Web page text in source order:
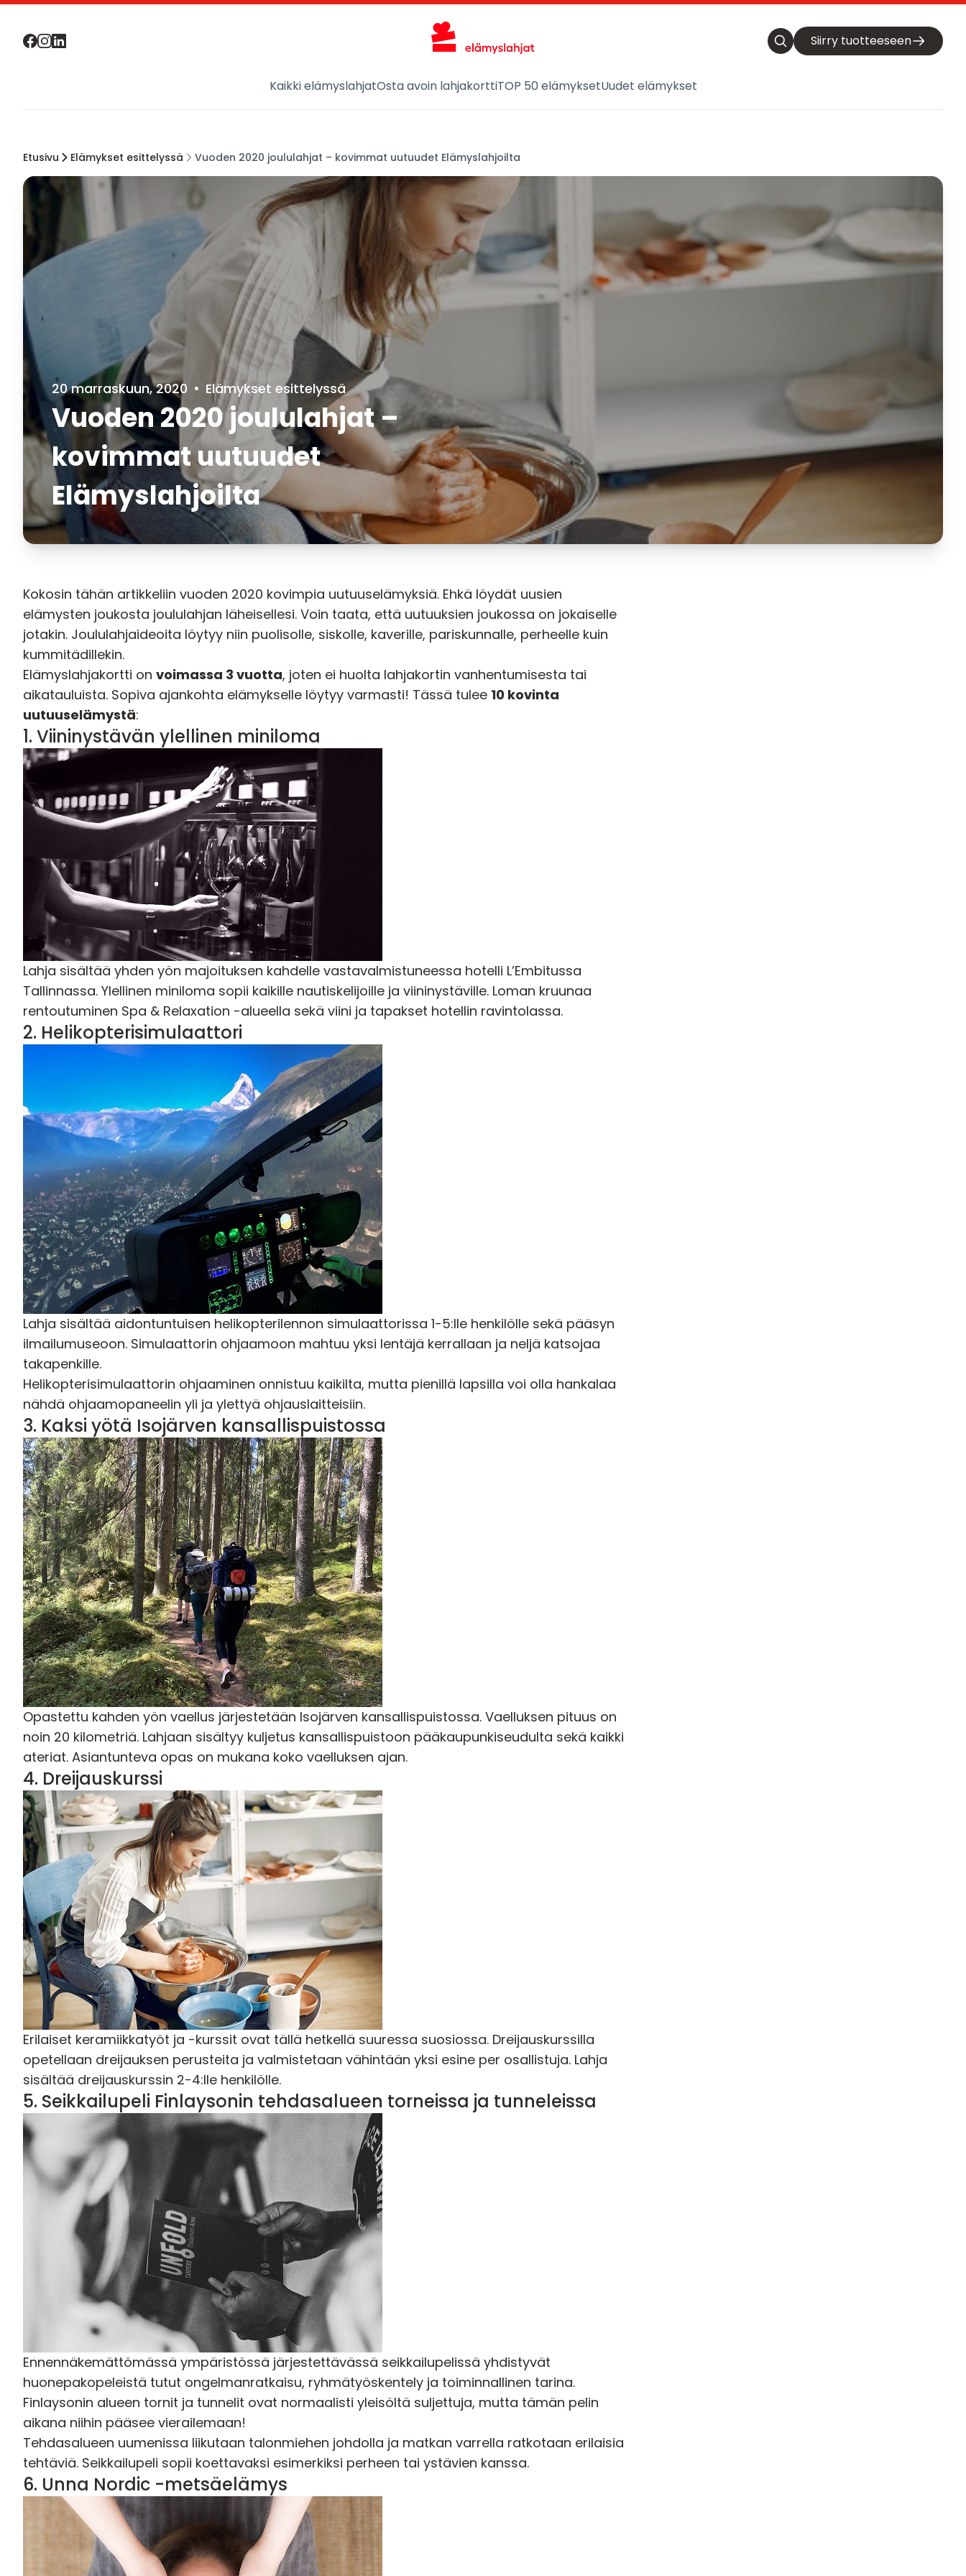
Siirry tuotteeseen
Kaikki elämyslahjatOsta avoin lahjakorttiTOP 50 elämyksetUudet elämykset
Etusivu Elämykset esittelyssä Vuoden 2020 joululahjat – kovimmat uutuudet Elämyslahjoilta
20 marraskuun, 2020 • Elämykset esittelyssä
Vuoden 2020 joululahjat –
kovimmat uutuudet
Elämyslahjoilta
Kokosin tähän artikkeliin vuoden 2020 kovimpia uutuuselämyksiä. Ehkä löydät uusien
elämysten joukosta joululahjan läheisellesi. Voin taata, että uutuuksien joukossa on jokaiselle
jotakin. Joululahjaideoita löytyy niin puolisolle, siskolle, kaverille, pariskunnalle, perheelle kuin
kummitädillekin.
Elämyslahjakortti on voimassa 3 vuotta, joten ei huolta lahjakortin vanhentumisesta tai
aikatauluista. Sopiva ajankohta elämykselle löytyy varmasti! Tässä tulee 10 kovinta
uutuuselämystä:
1. Viininystävän ylellinen miniloma
Lahja sisältää yhden yön majoituksen kahdelle vastavalmistuneessa hotelli L’Embitussa
Tallinnassa. Ylellinen miniloma sopii kaikille nautiskelijoille ja viininystäville. Loman kruunaa
rentoutuminen Spa & Relaxation -alueella sekä viini ja tapakset hotellin ravintolassa.
2. Helikopterisimulaattori
Lahja sisältää aidontuntuisen helikopterilennon simulaattorissa 1-5:lle henkilölle sekä pääsyn
ilmailumuseoon. Simulaattorin ohjaamoon mahtuu yksi lentäjä kerrallaan ja neljä katsojaa
takapenkille.
Helikopterisimulaattorin ohjaaminen onnistuu kaikilta, mutta pienillä lapsilla voi olla hankalaa
nähdä ohjaamopaneelin yli ja ylettyä ohjauslaitteisiin.
3. Kaksi yötä Isojärven kansallispuistossa
Opastettu kahden yön vaellus järjestetään Isojärven kansallispuistossa. Vaelluksen pituus on
noin 20 kilometriä. Lahjaan sisältyy kuljetus kansallispuistoon pääkaupunkiseudulta sekä kaikki
ateriat. Asiantunteva opas on mukana koko vaelluksen ajan.
4. Dreijauskurssi
Erilaiset keramiikkatyöt ja -kurssit ovat tällä hetkellä suuressa suosiossa. Dreijauskurssilla
opetellaan dreijauksen perusteita ja valmistetaan vähintään yksi esine per osallistuja. Lahja
sisältää dreijauskurssin 2-4:lle henkilölle.
5. Seikkailupeli Finlaysonin tehdasalueen torneissa ja tunneleissa
Ennennäkemättömässä ympäristössä järjestettävässä seikkailupelissä yhdistyvät
huonepakopeleistä tutut ongelmanratkaisu, ryhmätyöskentely ja toiminnallinen tarina.
Finlaysonin alueen tornit ja tunnelit ovat normaalisti yleisöltä suljettuja, mutta tämän pelin
aikana niihin pääsee vierailemaan!
Tehdasalueen uumenissa liikutaan talonmiehen johdolla ja matkan varrella ratkotaan erilaisia
tehtäviä. Seikkailupeli sopii koettavaksi esimerkiksi perheen tai ystävien kanssa.
6. Unna Nordic -metsäelämys